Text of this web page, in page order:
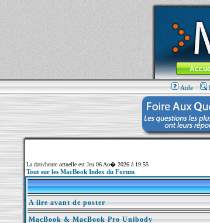
MacBook-fr.com :
Aller au contenu-
Menu
Aide
La date/heure actuelle est Jeu 06 Ao� 2026 à 19:55
Tout sur les MacBook Index du Forum
A lire avant de poster
MacBook & MacBook Pro Unibody